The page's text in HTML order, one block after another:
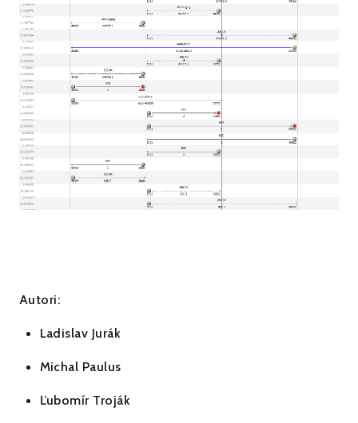
Autori:
Ladislav Jurák
Michal Paulus
Ľubomír Troják